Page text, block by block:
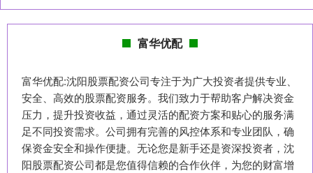
富华优配
富华优配:沈阳股票配资公司专注于为广大投资者提供专业、
安全、高效的股票配资服务。我们致力于帮助客户解决资金
压力，提升投资收益，通过灵活的配资方案和贴心的服务满
足不同投资需求。公司拥有完善的风控体系和专业团队，确
保资金安全和操作便捷。无论您是新手还是资深投资者，沈
阳股票配资公司都是您值得信赖的合作伙伴，为您的财富增